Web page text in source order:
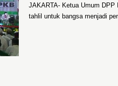
JAKARTA- Ketua Umum DPP
tahlil untuk bangsa menjadi